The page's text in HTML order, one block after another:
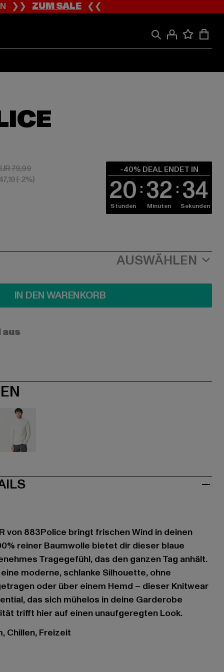
❯❯ZUM SALE❮❮
47,99
79,99Aktionspreis: EUR 79,99
(-2%)
-40% DEAL ENDET IN
20
Stunden 32
Minuten 33
Sekunden
AUSWÄHLEN
IN DEN WARENKORB
von 883Police bringt frischen Wind in deinen
reiner Baumwolle bietet dir dieser blaue
Tragegefühl, das den ganzen Tag anhält.
moderne, schlanke Silhouette, ohne
oder über einem Hemd – dieser Knitwear
das sich mühelos in deine Garderobe
trifft hier auf einen unaufgeregten Look.
Chillen, Freizeit